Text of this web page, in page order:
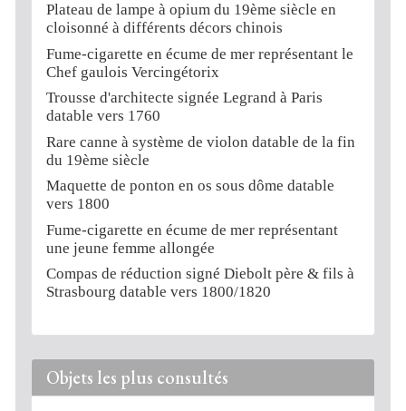
Plateau de lampe à opium du 19ème siècle en
cloisonné à différents décors chinois
Fume-cigarette en écume de mer représentant le
Chef gaulois Vercingétorix
Trousse d'architecte signée Legrand à Paris
datable vers 1760
Rare canne à système de violon datable de la fin
du 19ème siècle
Maquette de ponton en os sous dôme datable
vers 1800
Fume-cigarette en écume de mer représentant
une jeune femme allongée
Compas de réduction signé Diebolt père & fils à
Strasbourg datable vers 1800/1820
Objets les plus consultés